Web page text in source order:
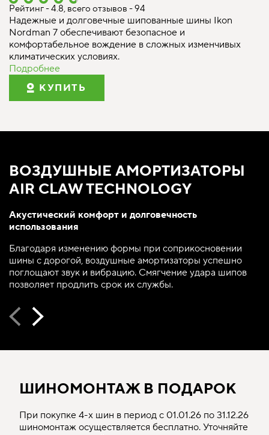
Рейтинг - 4.8, всего отзывов - 94
Надежные и долговечные шипованные шины Ikon
Nordman 7 обеспечивают безопасное и
комфортабельное вождение в сложных изменчивых
климатических условиях.
Подробнее
КУПИТЬ
ВОЗДУШНЫЕ АМОРТИЗАТОРЫ
AIR CLAW TECHNOLOGY
Акустический комфорт и долговечность
использования
Благодаря изменению формы при соприкосновении
шины с дорогой, воздушные амортизаторы успешно
поглощают звук и вибрацию. Смягчение удара шипов
позволяет продлить срок их службы.
ШИНОМОНТАЖ В ПОДАРОК
При покупке 4-х шин в период с 01.01.26 по 31.12.26
шиномонтаж осуществляется бесплатно. Уточняйте